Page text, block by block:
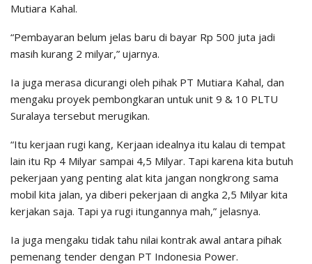
Mutiara Kahal.
“Pembayaran belum jelas baru di bayar Rp 500 juta jadi
masih kurang 2 milyar,” ujarnya.
Ia juga merasa dicurangi oleh pihak PT Mutiara Kahal, dan
mengaku proyek pembongkaran untuk unit 9 & 10 PLTU
Suralaya tersebut merugikan.
“Itu kerjaan rugi kang, Kerjaan idealnya itu kalau di tempat
lain itu Rp 4 Milyar sampai 4,5 Milyar. Tapi karena kita butuh
pekerjaan yang penting alat kita jangan nongkrong sama
mobil kita jalan, ya diberi pekerjaan di angka 2,5 Milyar kita
kerjakan saja. Tapi ya rugi itungannya mah,” jelasnya.
Ia juga mengaku tidak tahu nilai kontrak awal antara pihak
pemenang tender dengan PT Indonesia Power.